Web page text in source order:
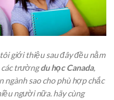
giới thiệu sau đây đều nằm
các trườngdu học Canada,
ngành sao cho phù hợp chắc
người nữa. hãy cùng